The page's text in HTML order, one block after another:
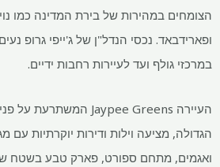
הצומחים במהירות של בירת המדינה כמו
ופארידבאד. נכסי הנדל"ן של ג'ייפי גרופ
במרכזי גולף ועד לעיירות רחבות ידיים.
הגדולה, מציעה וילות ודירות יוקרתיות עם